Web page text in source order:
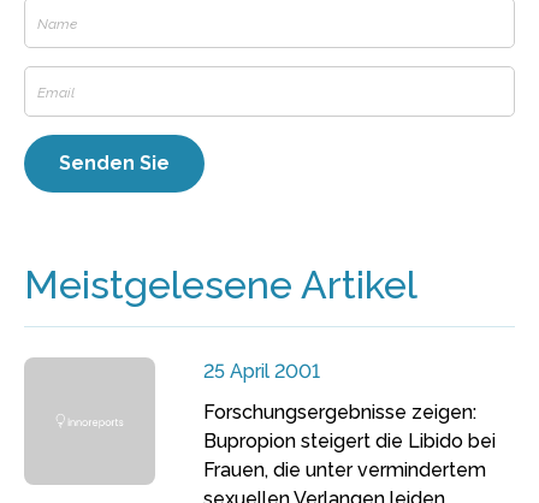
Meistgelesene Artikel
25 April 2001
Forschungsergebnisse zeigen:
Bupropion steigert die Libido bei
Frauen, die unter vermindertem
sexuellen Verlangen leiden